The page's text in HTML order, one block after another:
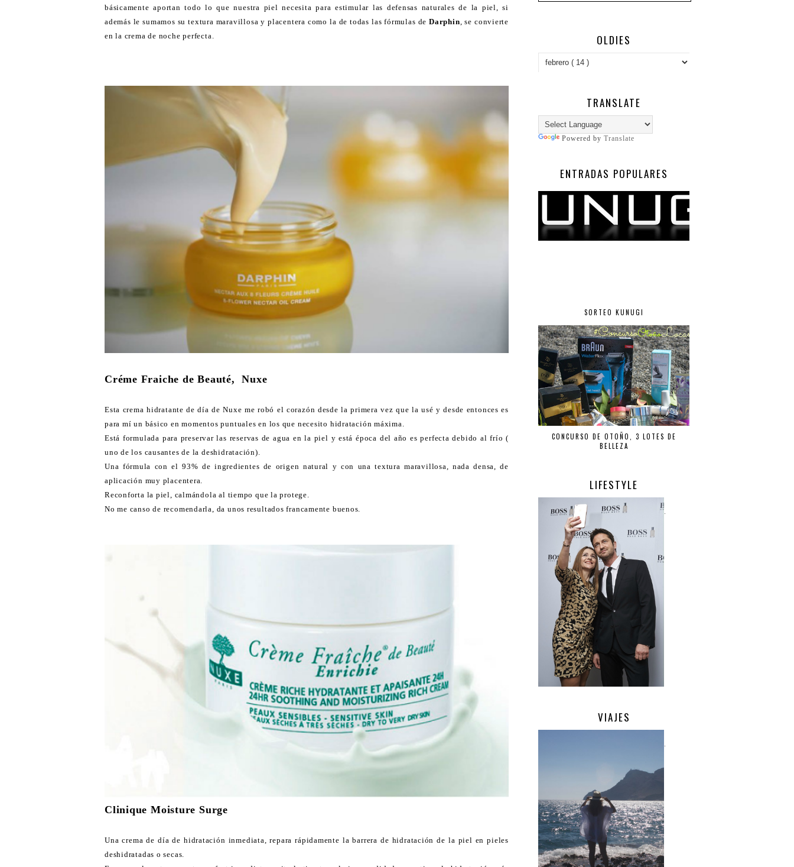
básicamente aportan todo lo que nuestra piel necesita para estimular las defensas naturales de la piel, si
además le sumamos su textura maravillosa y placentera como la de todas las fórmulas deDarphin , se convierte
en la crema de noche perfecta.
Créme Fraiche de Beauté, Nuxe
Esta crema hidratante de día de Nuxe me robó el corazón desde la primera vez que la usé y desde entonces es
para mí un básico en momentos puntuales en los que necesito hidratación máxima.
Está formulada para preservar las reservas de agua en la piel y está época del año es perfecta debido al frío (
uno de los causantes de la deshidratación).
Una fórmula con el 93% de ingredientes de origen natural y con una textura maravillosa, nada densa, de
aplicación muy placentera.
Reconforta la piel, calmándola al tiempo que la protege.
No me canso de recomendarla, da unos resultados francamente buenos.
Clinique Moisture Surge
Una crema de día de hidratación inmediata, repara rápidamente la barrera de hidratación de la piel en pieles
deshidratadas o secas.
OLDIES
TRANSLATE
Powered by Translate
ENTRADAS POPULARES
SORTEO KUNUGI
CONCURSO DE OTOÑO, 3 LOTES DE
BELLEZA
LIFESTYLE
.
VIAJES
.